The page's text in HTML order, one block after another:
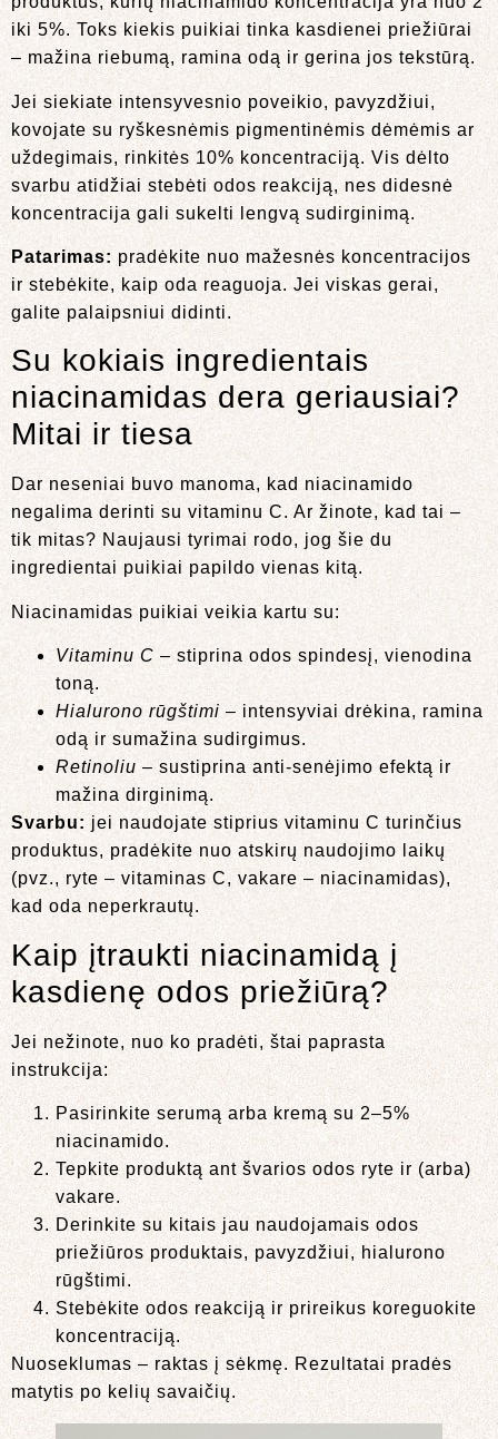
iki 5%. Toks kiekis puikiai tinka kasdienei priežiūrai
– mažina riebumą, ramina odą ir gerina jos tekstūrą.
Jei siekiate intensyvesnio poveikio, pavyzdžiui,
kovojate su ryškesnėmis pigmentinėmis dėmėmis ar
uždegimais, rinkitės 10% koncentraciją. Vis dėlto
svarbu atidžiai stebėti odos reakciją, nes didesnė
koncentracija gali sukelti lengvą sudirginimą.
Patarimas: pradėkite nuo mažesnės koncentracijos
ir stebėkite, kaip oda reaguoja. Jei viskas gerai,
galite palaipsniui didinti.
Su kokiais ingredientais
niacinamidas dera geriausiai?
Mitai ir tiesa
Dar neseniai buvo manoma, kad niacinamido
negalima derinti su vitaminu C. Ar žinote, kad tai –
tik mitas? Naujausi tyrimai rodo, jog šie du
ingredientai puikiai papildo vienas kitą.
Niacinamidas puikiai veikia kartu su:
Vitaminu C – stiprina odos spindesį, vienodina
toną.
Hialurono rūgštimi – intensyviai drėkina, ramina
odą ir sumažina sudirgimus.
Retinoliu – sustiprina anti-senėjimo efektą ir
mažina dirginimą.
Svarbu: jei naudojate stiprius vitaminu C turinčius
produktus, pradėkite nuo atskirų naudojimo laikų
(pvz., ryte – vitaminas C, vakare – niacinamidas),
kad oda neperkrautų.
Kaip įtraukti niacinamidą į
kasdienę odos priežiūrą?
Jei nežinote, nuo ko pradėti, štai paprasta
instrukcija:
Pasirinkite serumą arba kremą su 2–5%
niacinamido.
Tepkite produktą ant švarios odos ryte ir (arba)
vakare.
Derinkite su kitais jau naudojamais odos
priežiūros produktais, pavyzdžiui, hialurono
rūgštimi.
Stebėkite odos reakciją ir prireikus koreguokite
koncentraciją.
Nuoseklumas – raktas į sėkmę. Rezultatai pradės
matytis po kelių savaičių.